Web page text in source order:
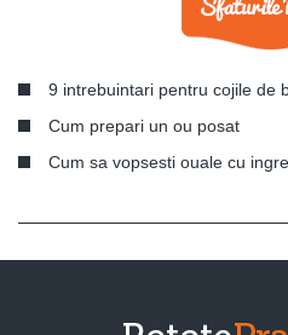
9 intrebuintari pentru cojile de
Cum prepari un ou posat
Cum sa vopsesti ouale cu